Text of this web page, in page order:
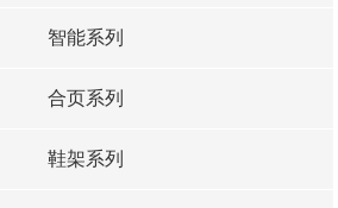
智能系列
合页系列
鞋架系列